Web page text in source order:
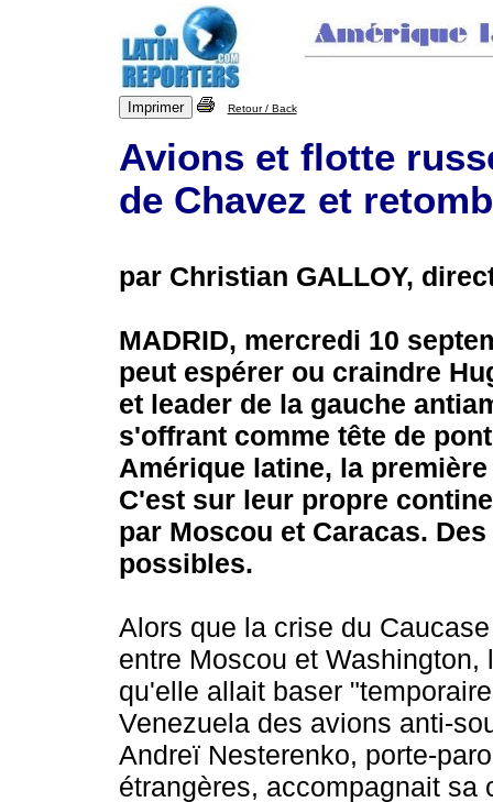
Retour / Back
Avions et flotte
de Chavez et
par Christian GALLOY,
MADRID, mercredi 10
peut espérer ou craindre
et leader de la gauche
s'offrant comme tête de
Amérique latine, la
C'est sur leur propre
par Moscou et Caracas.
possibles.
Alors que la crise du
entre Moscou et
qu'elle allait baser
Venezuela des avions anti-
Andreï Nesterenko, porte-
étrangères, accompagnait sa